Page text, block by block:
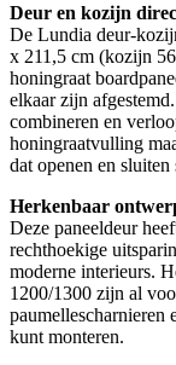
Deur en kozijn
De Lundia deur-
x 211,5 cm (kozijn
honingraat
elkaar zijn
combineren en
honingraatvulling
dat openen en sluiten
Herkenbaar
Deze paneeldeur
rechthoekige
moderne interieurs.
1200/1300 zijn al
paumellescharnieren
kunt monteren.